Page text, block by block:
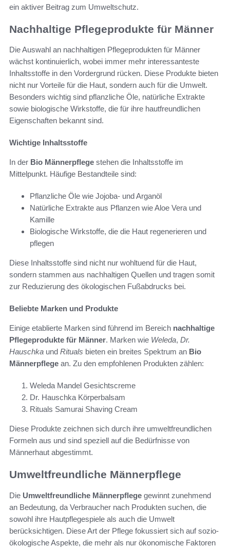
ein aktiver Beitrag zum Umweltschutz.
Nachhaltige Pflegeprodukte für Männer
Die Auswahl an nachhaltigen Pflegeprodukten für Männer
wächst kontinuierlich, wobei immer mehr interessanteste
Inhaltsstoffe in den Vordergrund rücken. Diese Produkte bieten
nicht nur Vorteile für die Haut, sondern auch für die Umwelt.
Besonders wichtig sind pflanzliche Öle, natürliche Extrakte
sowie biologische Wirkstoffe, die für ihre hautfreundlichen
Eigenschaften bekannt sind.
Wichtige Inhaltsstoffe
In der Bio Männerpflege stehen die Inhaltsstoffe im
Mittelpunkt. Häufige Bestandteile sind:
Pflanzliche Öle wie Jojoba- und Arganöl
Natürliche Extrakte aus Pflanzen wie Aloe Vera und
Kamille
Biologische Wirkstoffe, die die Haut regenerieren und
pflegen
Diese Inhaltsstoffe sind nicht nur wohltuend für die Haut,
sondern stammen aus nachhaltigen Quellen und tragen somit
zur Reduzierung des ökologischen Fußabdrucks bei.
Beliebte Marken und Produkte
Einige etablierte Marken sind führend im Bereich nachhaltige
Pflegeprodukte für Männer. Marken wie Weleda, Dr.
Hauschka und Rituals bieten ein breites Spektrum an Bio
Männerpflege an. Zu den empfohlenen Produkten zählen:
Weleda Mandel Gesichtscreme
Dr. Hauschka Körperbalsam
Rituals Samurai Shaving Cream
Diese Produkte zeichnen sich durch ihre umweltfreundlichen
Formeln aus und sind speziell auf die Bedürfnisse von
Männerhaut abgestimmt.
Umweltfreundliche Männerpflege
Die Umweltfreundliche Männerpflege gewinnt zunehmend
an Bedeutung, da Verbraucher nach Produkten suchen, die
sowohl ihre Hautpflegespiele als auch die Umwelt
berücksichtigen. Diese Art der Pflege fokussiert sich auf sozio-
ökologische Aspekte, die mehr als nur ökonomische Faktoren